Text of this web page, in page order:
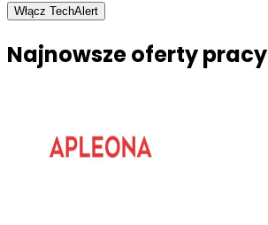
Włącz TechAlert
Najnowsze oferty pracy